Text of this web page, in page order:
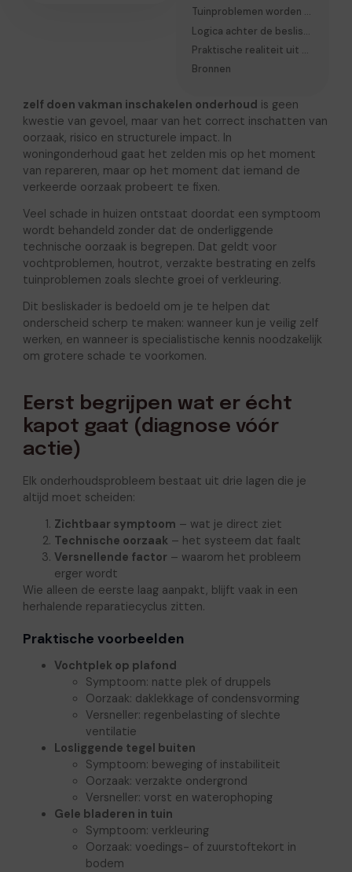
Tuinproblemen worden vaak onderschat
Logica achter de beslissing
Praktische realiteit uit onderhoudswerk
Bronnen
zelf doen vakman inschakelen onderhoud is geen
kwestie van gevoel, maar van het correct inschatten van
oorzaak, risico en structurele impact. In
woningonderhoud gaat het zelden mis op het moment
van repareren, maar op het moment dat iemand de
verkeerde oorzaak probeert te fixen.
Veel schade in huizen ontstaat doordat een symptoom
wordt behandeld zonder dat de onderliggende
technische oorzaak is begrepen. Dat geldt voor
vochtproblemen, houtrot, verzakte bestrating en zelfs
tuinproblemen zoals slechte groei of verkleuring.
Dit besliskader is bedoeld om je te helpen dat
onderscheid scherp te maken: wanneer kun je veilig zelf
werken, en wanneer is specialistische kennis noodzakelijk
om grotere schade te voorkomen.
Eerst begrijpen wat er écht
kapot gaat (diagnose vóór
actie)
Elk onderhoudsprobleem bestaat uit drie lagen die je
altijd moet scheiden:
Zichtbaar symptoom – wat je direct ziet
Technische oorzaak– het systeem dat faalt
Versnellende factor – waarom het probleem
erger wordt
Wie alleen de eerste laag aanpakt, blijft vaak in een
herhalende reparatiecyclus zitten.
Praktische voorbeelden
Vochtplek op plafond
Symptoom: natte plek of druppels
Oorzaak: daklekkage of condensvorming
Versneller: regenbelasting of slechte
ventilatie
Losliggende tegel buiten
Symptoom: beweging of instabiliteit
Oorzaak: verzakte ondergrond
Versneller: vorst en waterophoping
Gele bladeren in tuin
Symptoom: verkleuring
Oorzaak: voedings- of zuurstoftekort in
bodem